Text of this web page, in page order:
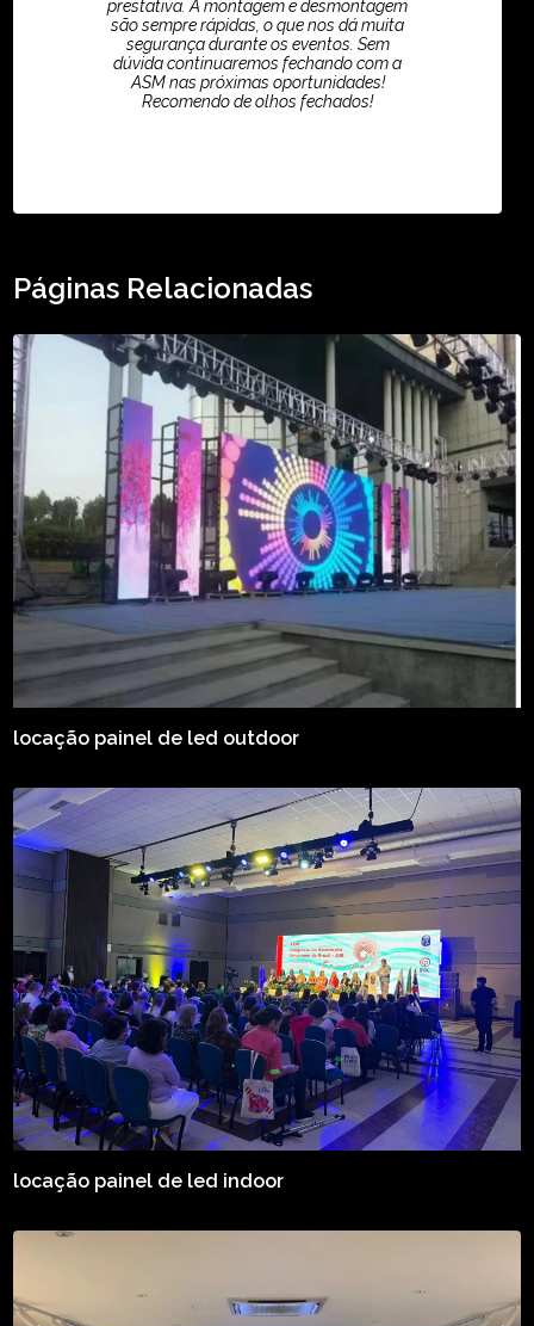
prestativa. A montagem e desmontagem
são sempre rápidas, o que nos dá muita
segurança durante os eventos. Sem
dúvida continuaremos fechando com a
ASM nas próximas oportunidades!
Recomendo de olhos fechados!
Páginas Relacionadas
locação painel de led outdoor
locação painel de led indoor